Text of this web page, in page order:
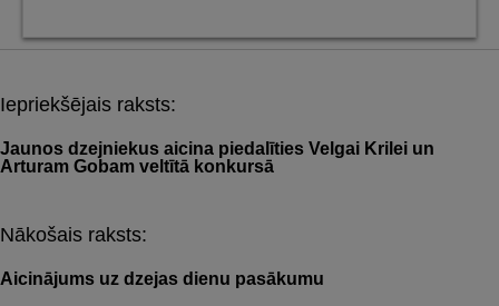
Post
navigation
Iepriekšējais raksts:
Jaunos dzejniekus aicina piedalīties Velgai Krilei un
Arturam Gobam veltītā konkursā
Nākošais raksts:
Aicinājums uz dzejas dienu pasākumu